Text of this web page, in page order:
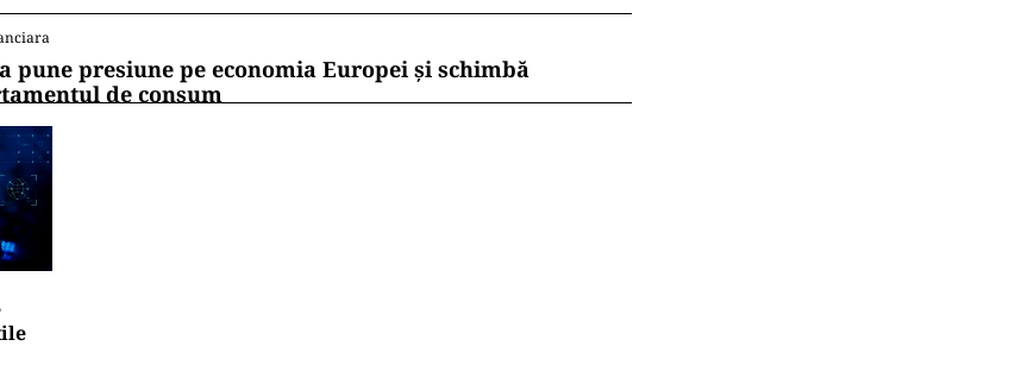
pune presiune pe economia Europei și schimbă
de consum